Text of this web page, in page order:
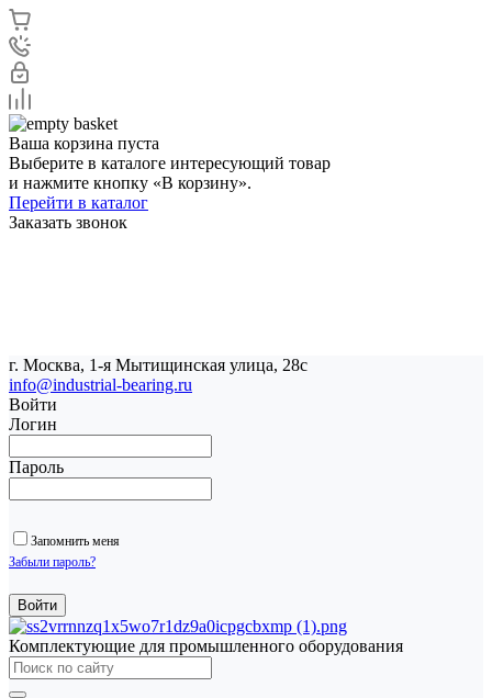
Ваша корзина пуста
Выберите в каталоге интересующий товар
и нажмите кнопку «В корзину».
Перейти в каталог
Заказать звонок
г. Москва, 1-я Мытищинская улица, 28с
info@industrial-bearing.ru
Войти
Логин
Пароль
Запомнить меня
Забыли пароль?
Комплектующие для промышленного оборудования